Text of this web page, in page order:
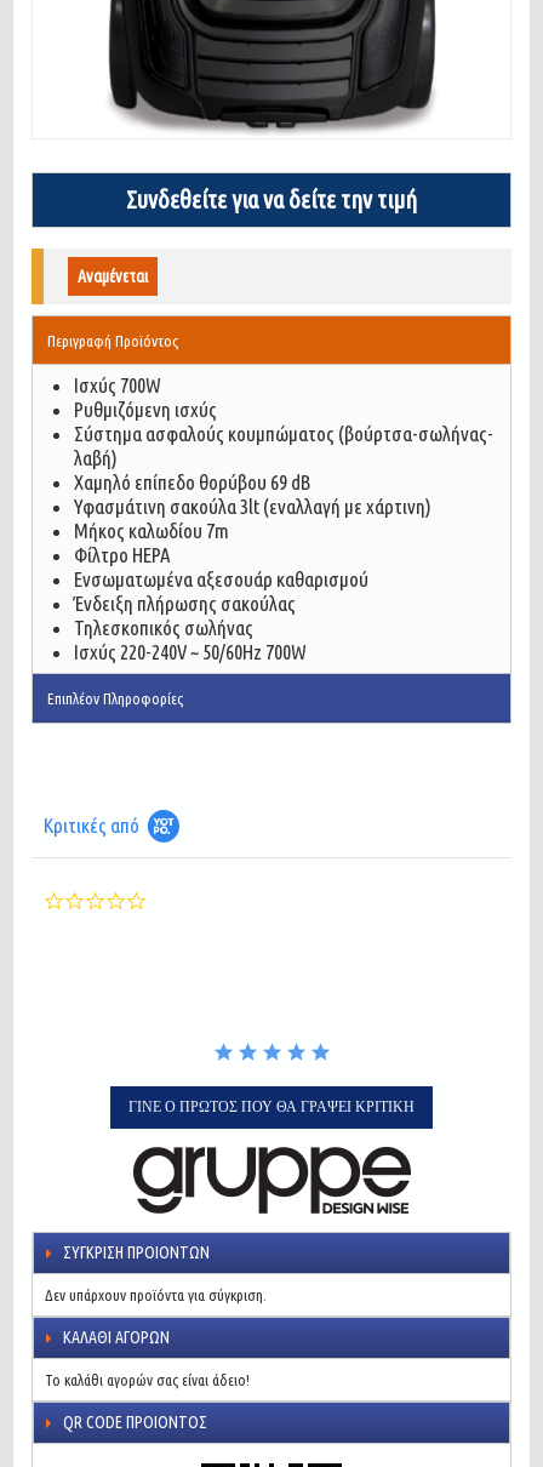
Συνδεθείτε για να δείτε την τιμή
Αναμένεται
Περιγραφή Προϊόντος
Ισχύς 700W
Ρυθμιζόμενη ισχύς
Σύστημα ασφαλούς κουμπώματος (βούρτσα-σωλήνας-
λαβή)
Χαμηλό επίπεδο θορύβου 69 dB
Υφασμάτινη σακούλα 3lt (εναλλαγή με χάρτινη)
Μήκος καλωδίου 7m
Φίλτρο HEPA
Ενσωματωμένα αξεσουάρ καθαρισμού
Ένδειξη πλήρωσης σακούλας
Τηλεσκοπικός σωλήνας
Ισχύς 220-240V ~ 50/60Hz 700W
Επιπλέον Πληροφορίες
Κριτικές από
ΓΊΝΕ Ο ΠΡΏΤΟΣ ΠΟΥ ΘΑ ΓΡΆΨΕΙ ΚΡΙΤΙΚΉ
ΣΎΓΚΡΙΣΗ ΠΡΟΙΌΝΤΩΝ
Δεν υπάρχουν προϊόντα για σύγκριση.
ΚΑΛΆΘΙ ΑΓΟΡΏΝ
Το καλάθι αγορών σας είναι άδειο!
QR CODE ΠΡΟΙΌΝΤΟΣ